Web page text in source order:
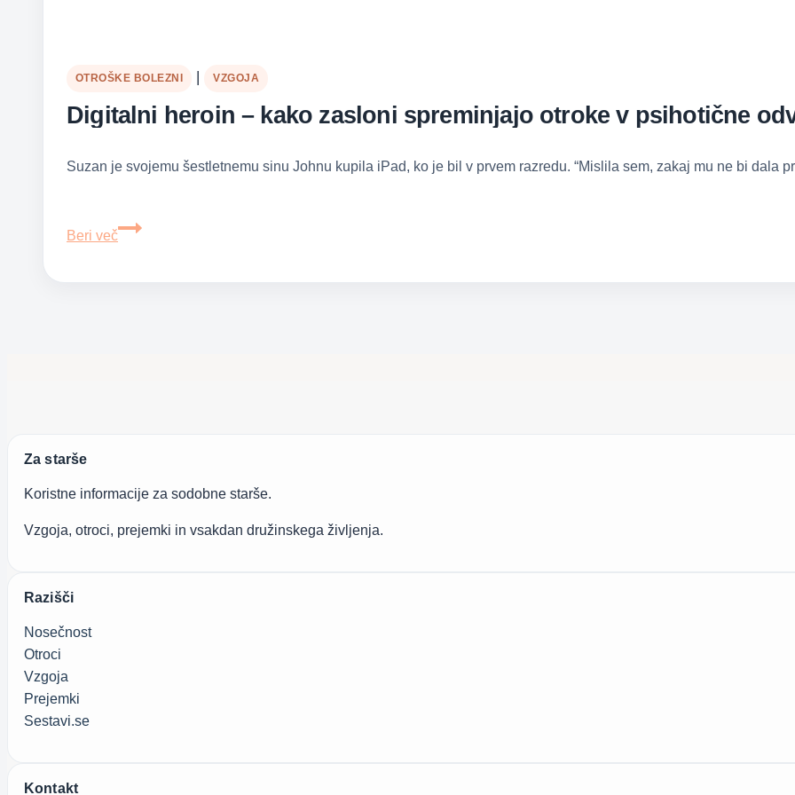
OTROŠKE BOLEZNI | VZGOJA
Digitalni heroin – kako zasloni spreminjajo otroke v psihotične
Suzan je svojemu šestletnemu sinu Johnu kupila iPad, ko je bil v prvem razredu. “Mislila sem, zakaj mu ne bi dala
Beri več
Digitalni
Za starše
Koristne informacije za sodobne starše.
Vzgoja, otroci, prejemki in vsakdan družinskega življenja.
Razišči
Nosečnost
Otroci
Vzgoja
Prejemki
Sestavi.se
Kontakt